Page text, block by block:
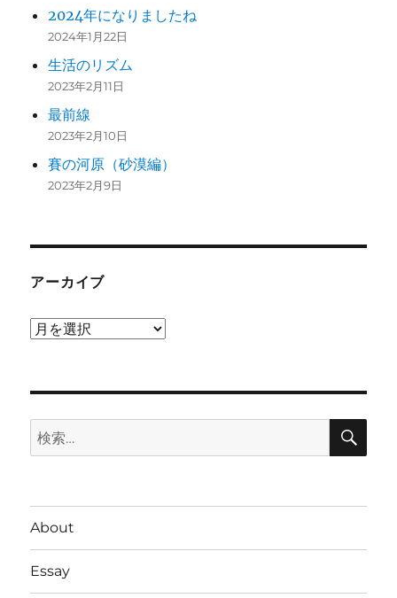
2024年になりましたね
2024年1月22日
生活のリズム
2023年2月11日
最前線
2023年2月10日
賽の河原（砂漠編）
2023年2月9日
アーカイブ
ア
検
索:
検
About
Essay